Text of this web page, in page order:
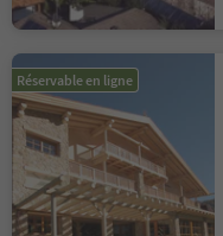
Réservable en ligne